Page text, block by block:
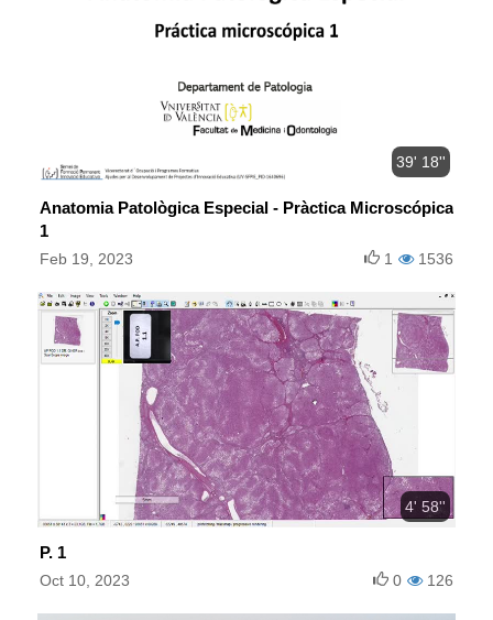
39' 18''
Anatomia Patològica Especial - Pràctica Microscópica
1
Feb 19, 2023 1536
1
4' 58''
P. 1
Oct 10, 2023 126
0